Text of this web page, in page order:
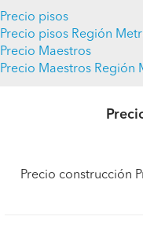
Precio pisos
Precio pisos Región
Precio Maestros
Precio Maestros Región
Precio construcción